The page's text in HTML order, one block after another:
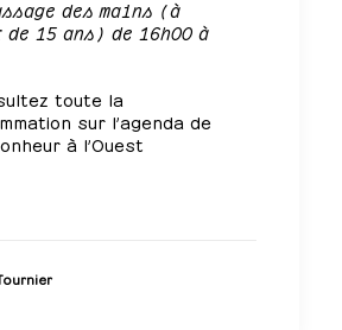
des mains (à
15 ans) de 16h00 à
toute la
sur l’agenda de
à l’Ouest